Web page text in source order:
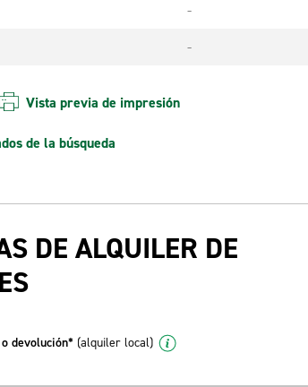
-
-
Vista previa de impresión
de la búsqueda
DE ALQUILER DE
devolución* (alquiler local)